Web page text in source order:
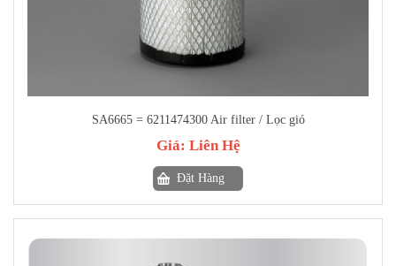
SA6665 = 6211474300 Air filter / Lọc gió
Giá: Liên Hệ
Đặt Hàng